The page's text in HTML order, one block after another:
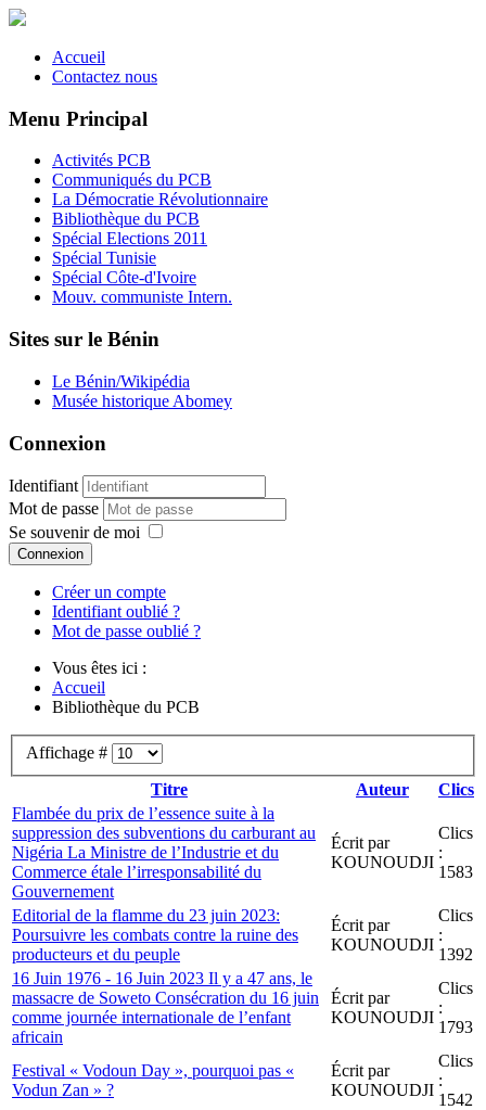
Accueil
Contactez nous
Menu Principal
Activités PCB
Communiqués du PCB
La Démocratie Révolutionnaire
Bibliothèque du PCB
Spécial Elections 2011
Spécial Tunisie
Spécial Côte-d'Ivoire
Mouv. communiste Intern.
Sites sur le Bénin
Le Bénin/Wikipédia
Musée historique Abomey
Connexion
Identifiant
Mot de passe
Se souvenir de moi
Connexion
Créer un compte
Identifiant oublié ?
Mot de passe oublié ?
Vous êtes ici :
Accueil
Bibliothèque du PCB
Affichage #
Titre
Auteur
Clics
Flambée du prix de l’essence suite à la
suppression des subventions du carburant au
Nigéria La Ministre de l’Industrie et du
Commerce étale l’irresponsabilité du
Gouvernement
Écrit par
KOUNOUDJI
Clics
:
1583
Editorial de la flamme du 23 juin 2023:
Poursuivre les combats contre la ruine des
producteurs et du peuple
Écrit par
KOUNOUDJI
Clics
:
1392
16 Juin 1976 - 16 Juin 2023 Il y a 47 ans, le
massacre de Soweto Consécration du 16 juin
comme journée internationale de l’enfant
africain
Écrit par
KOUNOUDJI
Clics
:
1793
Festival « Vodoun Day », pourquoi pas «
Vodun Zan » ?
Écrit par
KOUNOUDJI
Clics
:
1542